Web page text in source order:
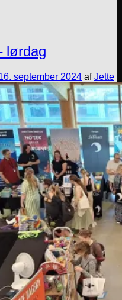
lørdag
september 2024 afJette